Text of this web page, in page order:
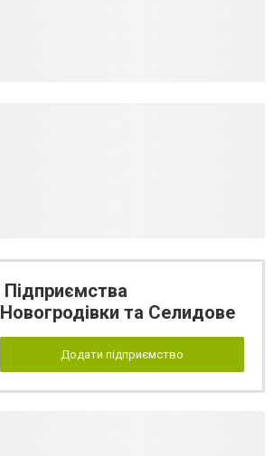
Підприємства
Новогродівки та Селидове
Додати підприємство